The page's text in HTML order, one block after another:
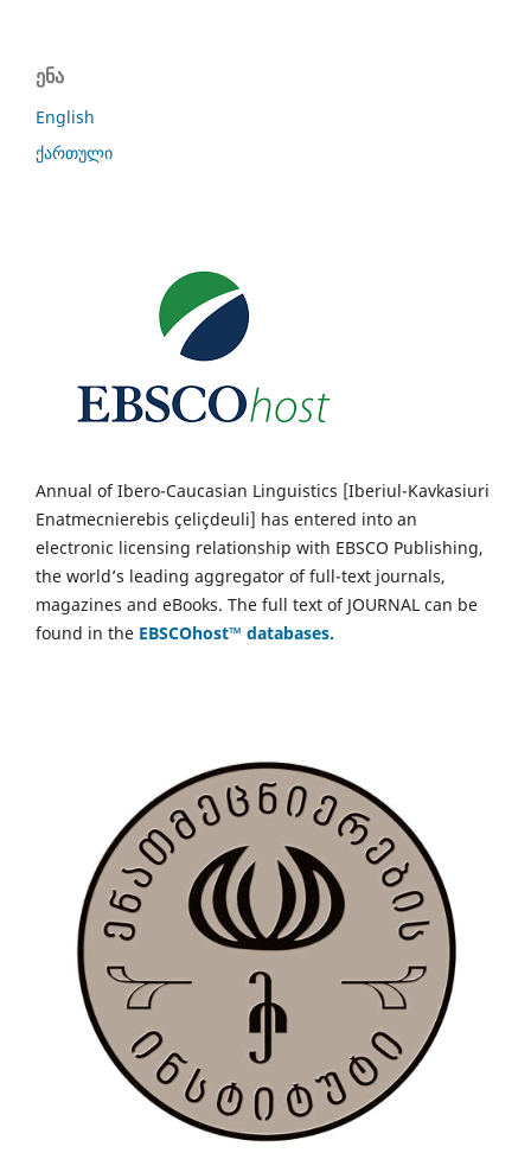
ენა
English
ქართული
Annual of Ibero-Caucasian Linguistics [Iberiul-Kavkasiuri
Enatmecnierebis çeliçdeuli] has entered into an
electronic licensing relationship with EBSCO Publishing,
the world’s leading aggregator of full-text journals,
magazines and eBooks. The full text of JOURNAL can be
found in the EBSCOhost™ databases.